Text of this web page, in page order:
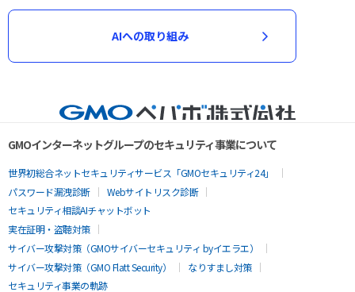
AIへの取り組み
GMOインターネットグループのセキュリティ事業について
世界初総合ネットセキュリティサービス「GMOセキュリティ24」
パスワード漏洩診断
Webサイトリスク診断
セキュリティ相談AIチャットボット
実在証明・盗聴対策
サイバー攻撃対策（GMOサイバーセキュリティ byイエラエ）
サイバー攻撃対策（GMO Flatt Security）
なりすまし対策
セキュリティ事業の軌跡